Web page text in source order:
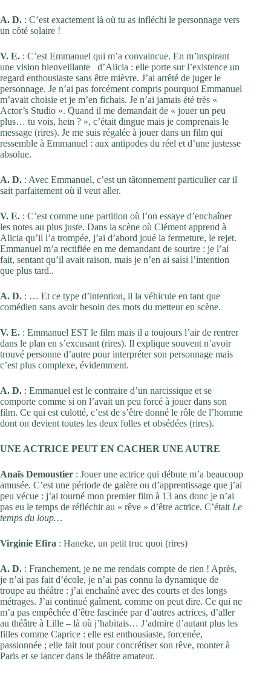
A. D. : C’est exactement là où tu as infléchi le personnage vers
un côté solaire !
V. E. : C’est Emmanuel qui m’a convaincue. En m’inspirant
une vision bienveillante d’Alicia : elle porte sur l’existence un
regard enthousiaste sans être mièvre. J’ai arrêté de juger le
personnage. Je n’ai pas forcément compris pourquoi Emmanuel
m’avait choisie et je m’en fichais. Je n’ai jamais été très «
Actor’s Studio ». Quand il me demandait de « jouer un peu
plus… tu vois, hein ? », c’était dingue mais je comprenais le
message (rires). Je me suis régalée à jouer dans un film qui
ressemble à Emmanuel : aux antipodes du réel et d’une justesse
absolue.
A. D. : Avec Emmanuel, c’est un tâtonnement particulier car il
sait parfaitement où il veut aller.
V. E. : C’est comme une partition où l’on essaye d’enchaîner
les notes au plus juste. Dans la scène où Clément apprend à
Alicia qu’il l’a trompée, j’ai d’abord joué la fermeture, le rejet.
Emmanuel m’a rectifiée en me demandant de sourire : je l’ai
fait, sentant qu’il avait raison, mais je n’en ai saisi l’intention
que plus tard..
A. D. : … Et ce type d’intention, il la véhicule en tant que
comédien sans avoir besoin des mots du metteur en scène.
V. E. : Emmanuel EST le film mais il a toujours l’air de rentrer
dans le plan en s’excusant (rires). Il explique souvent n’avoir
trouvé personne d’autre pour interpréter son personnage mais
c’est plus complexe, évidemment.
A. D. : Emmanuel est le contraire d’un narcissique et se
comporte comme si on l’avait un peu forcé à jouer dans son
film. Ce qui est culotté, c’est de s’être donné le rôle de l’homme
dont on devient toutes les deux folles et obsédées (rires).
UNE ACTRICE PEUT EN CACHER UNE AUTRE
Anaïs Demoustier : Jouer une actrice qui débute m’a beaucoup
amusée. C’est une période de galère ou d’apprentissage que j’ai
peu vécue : j’ai tourné mon premier film à 13 ans donc je n’ai
pas eu le temps de réfléchir au « rêve » d’être actrice. C’était Le
temps du loup…
Virginie Efira : Haneke, un petit truc quoi (rires)
A. D. : Franchement, je ne me rendais compte de rien ! Après,
je n’ai pas fait d’école, je n’ai pas connu la dynamique de
troupe au théâtre : j’ai enchaîné avec des courts et des longs
métrages. J’ai continué gaîment, comme on peut dire. Ce qui ne
m’a pas empêchée d’être fascinée par d’autres actrices, d’aller
au théâtre à Lille – là où j’habitais… J’admire d’autant plus les
filles comme Caprice : elle est enthousiaste, forcenée,
passionnée ; elle fait tout pour concrétiser son rêve, monter à
Paris et se lancer dans le théâtre amateur.